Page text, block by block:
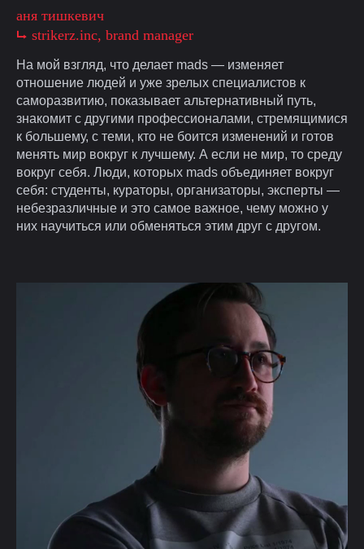
аня тишкевич
⮡ strikerz.inc, brand manager
На мой взгляд, что делает mads — изменяет
отношение людей и уже зрелых специалистов к
саморазвитию, показывает альтернативный путь,
знакомит с другими профессионалами, стремящимися
к большему, с теми, кто не боится изменений и готов
менять мир вокруг к лучшему. А если не мир, то среду
вокруг себя. Люди, которых mads объединяет вокруг
себя: студенты, кураторы, организаторы, эксперты —
небезразличные и это самое важное, чему можно у
них научиться или обменяться этим друг с другом.